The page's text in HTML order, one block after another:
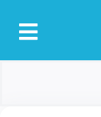
Toggle
Lőkösháza